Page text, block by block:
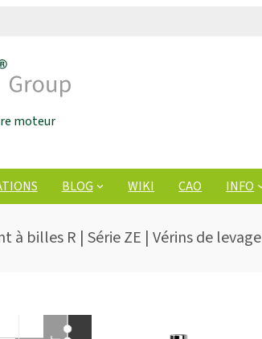
moteur
BLOG WIKI CAO INFO
à billes R | Série ZE | Vérins de levage